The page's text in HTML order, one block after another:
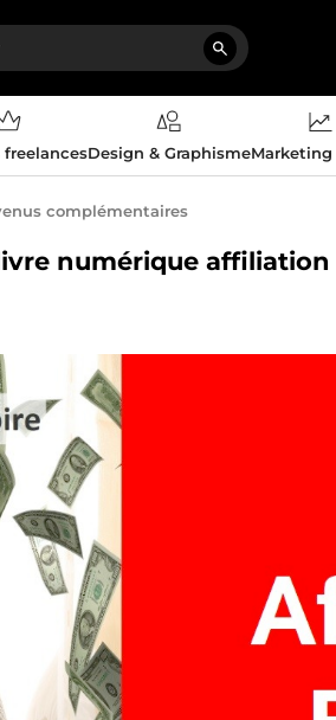
freelancesDesign & Graphisme
complémentaires
numérique